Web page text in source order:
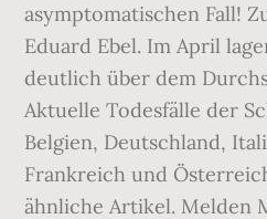
asymptomatischen Fall!
Eduard Ebel. Im April
deutlich über dem
Aktuelle Todesfälle der
Belgien, Deutschland,
Frankreich und
ähnliche Artikel. Melden